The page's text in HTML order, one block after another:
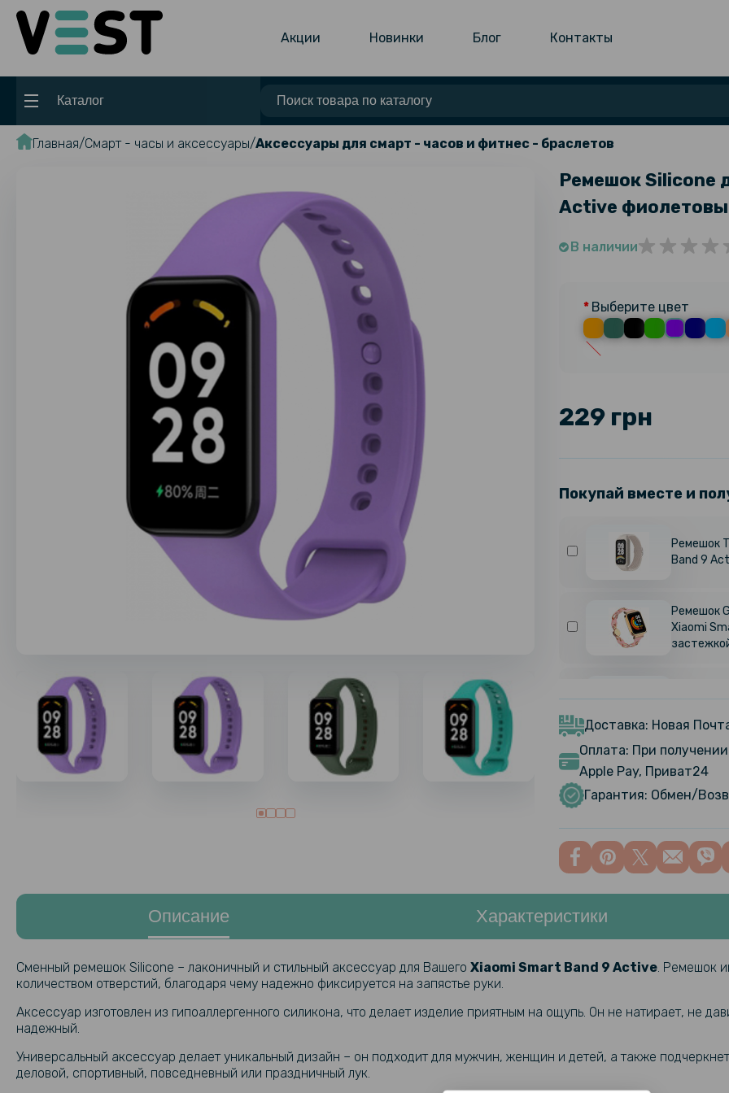
Акции Новинки Блог Контакты
Каталог
Главная Смарт - часы и аксессуары Аксессуары для смарт - часов и фитнес - браслетов
Ремешок Silicone
Active
В наличии
Выберите цвет
229 грн
Покупай вместе и
Ремешок
Band 9
Ремешок
Xiaomi
Фитнес –
Active
Ремешок
Band 9
шт),
Чехол с
Доставка: Новая
Оплата: При
Apple Pay, Приват24
Гарантия: Обмен/
Описание Характеристики
Сменный ремешок Silicone – лаконичный и стильный аксессуар для Вашего Xiaomi Smart Band 9 Active . Ремешок
количеством отверстий, благодаря чему надежно фиксируется на запястье руки.
Аксессуар изготовлен из гипоаллергенного силикона, что делает изделие приятным на ощупь. Он не натирает, не
надежный.
Универсальный аксессуар делает уникальный дизайн – он подходит для мужчин, женщин и детей, а также
деловой, спортивный, повседневный или праздничный лук.